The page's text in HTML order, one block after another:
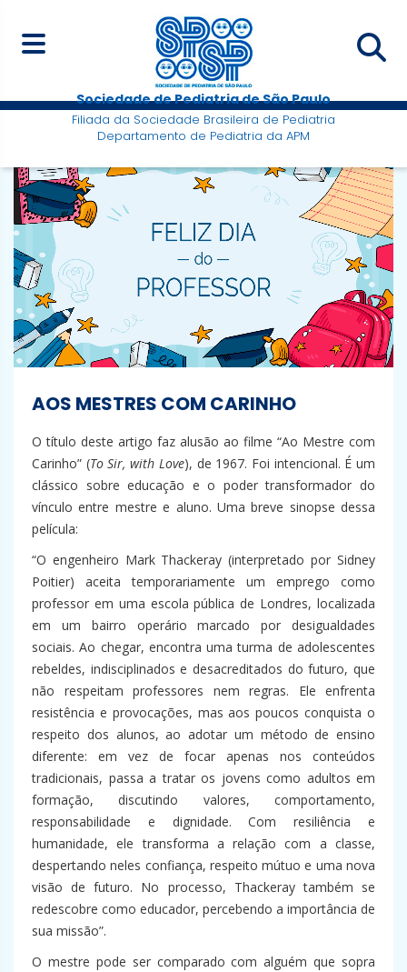
Sociedade de Pediatria de São Paulo
Filiada da Sociedade Brasileira de Pediatria
Departamento de Pediatria da APM
AOS MESTRES COM CARINHO
O título deste artigo faz alusão ao filme “Ao Mestre com
Carinho” (To Sir, with Love), de 1967. Foi intencional. É um
clássico sobre educação e o poder transformador do
vínculo entre mestre e aluno. Uma breve sinopse dessa
película:
“O engenheiro Mark Thackeray (interpretado por Sidney
Poitier) aceita temporariamente um emprego como
professor em uma escola pública de Londres, localizada
em um bairro operário marcado por desigualdades
sociais. Ao chegar, encontra uma turma de adolescentes
rebeldes, indisciplinados e desacreditados do futuro, que
não respeitam professores nem regras. Ele enfrenta
resistência e provocações, mas aos poucos conquista o
respeito dos alunos, ao adotar um método de ensino
diferente: em vez de focar apenas nos conteúdos
tradicionais, passa a tratar os jovens como adultos em
formação, discutindo valores, comportamento,
responsabilidade e dignidade. Com resiliência e
humanidade, ele transforma a relação com a classe,
despertando neles confiança, respeito mútuo e uma nova
visão de futuro. No processo, Thackeray também se
redescobre como educador, percebendo a importância de
sua missão”.
O mestre pode ser comparado com alguém que sopra